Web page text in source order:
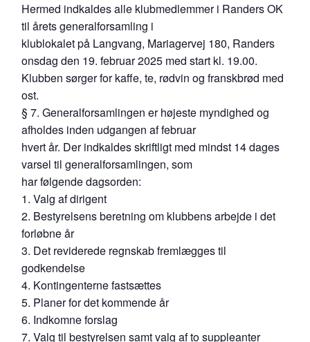
Hermed indkaldes alle klubmedlemmer i Randers OK
til årets generalforsamling i
klublokalet på Langvang, Mariagervej 180, Randers
onsdag den 19. februar 2025 med start kl. 19.00.
Klubben sørger for kaffe, te, rødvin og franskbrød med
ost.
§ 7. Generalforsamlingen er højeste myndighed og
afholdes inden udgangen af februar
hvert år. Der indkaldes skriftligt med mindst 14 dages
varsel til generalforsamlingen, som
har følgende dagsorden:
1. Valg af dirigent
2. Bestyrelsens beretning om klubbens arbejde i det
forløbne år
3. Det reviderede regnskab fremlægges til
godkendelse
4. Kontingenterne fastsættes
5. Planer for det kommende år
6. Indkomne forslag
7. Valg til bestyrelsen samt valg af to suppleanter